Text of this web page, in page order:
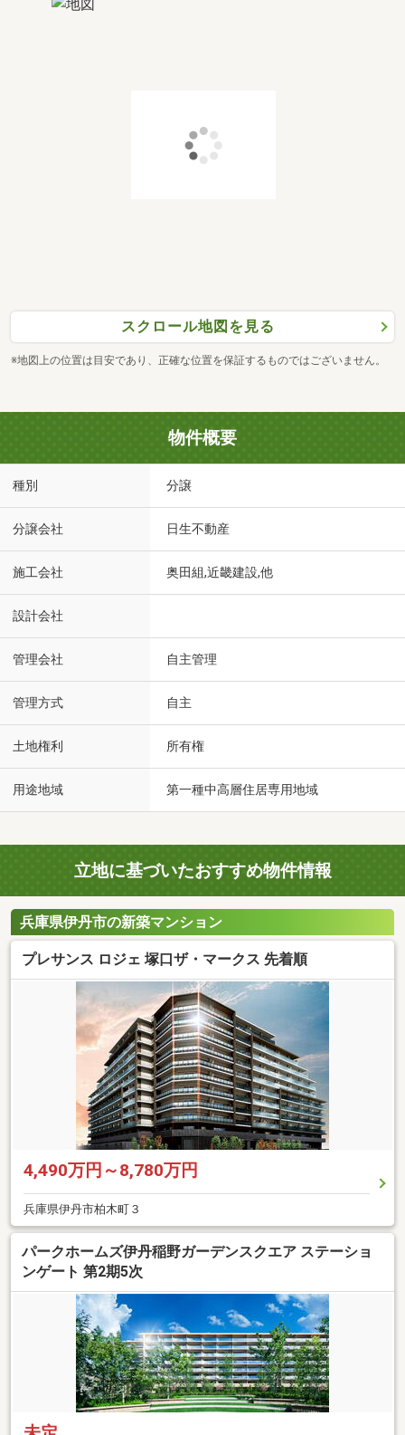
スクロール地図を見る
※地図上の位置は目安であり、正確な位置を保証するものではございません。
物件概要
種別 分譲
分譲会社 日生不動産
施工会社 奥田組,近畿建設,他
設計会社
管理会社 自主管理
管理方式 自主
土地権利 所有権
用途地域 第一種中高層住居専用地域
立地に基づいたおすすめ物件情報
兵庫県伊丹市の新築マンション
プレサンス ロジェ 塚口ザ・マークス 先着順
4,490万円～8,780万円
兵庫県伊丹市柏木町３
パークホームズ伊丹稲野ガーデンスクエア ステーショ
ンゲート 第2期5次